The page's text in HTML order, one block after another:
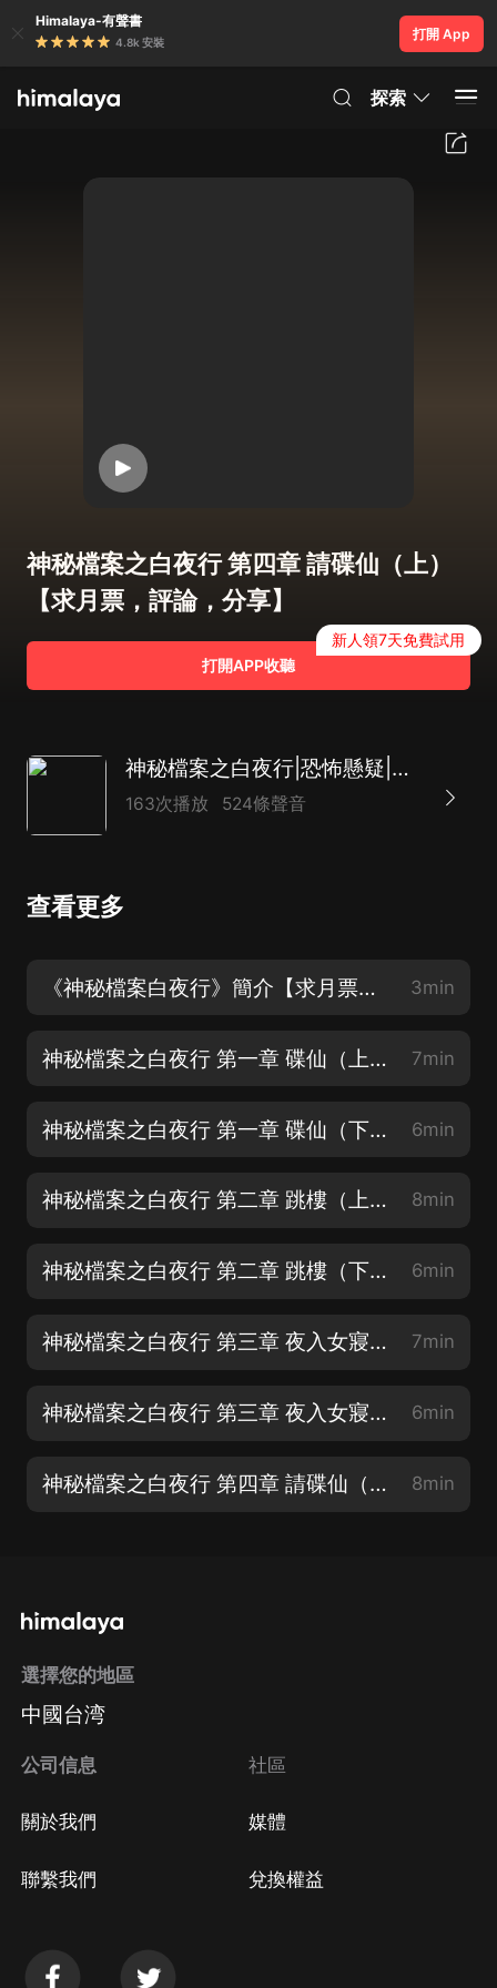
Himalaya-有聲書
4.8k 安裝
打開 App
探索
神秘檔案之白夜行 第四章 請碟仙（上）
【求月票，評論，分享】
打開APP收聽
新人領7天免費試用
神秘檔案之白夜行|恐怖懸疑|凶殺|迷案真相|推理
163次播放 524條聲音
查看更多
《神秘檔案白夜行》簡介【求月票，評論，分享】 3min
神秘檔案之白夜行 第一章 碟仙（上）【求月票，評論，分享】 7min
神秘檔案之白夜行 第一章 碟仙（下）【求月票，評論，分享】 6min
神秘檔案之白夜行 第二章 跳樓（上）【求月票，評論，分享】 8min
神秘檔案之白夜行 第二章 跳樓（下）【求月票，評論，分享】 6min
神秘檔案之白夜行 第三章 夜入女寢（上）【求月票，評論，分享】 7min
神秘檔案之白夜行 第三章 夜入女寢（下）【求月票，評論，分享】 6min
神秘檔案之白夜行 第四章 請碟仙（上）【求月票，評論，分享】 8min
選擇您的地區
中國台湾
公司信息
關於我們
聯繫我們
社區
媒體
兌換權益